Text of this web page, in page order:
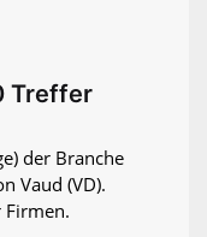
Treffer
der Branche
Vaud (VD).
Firmen.